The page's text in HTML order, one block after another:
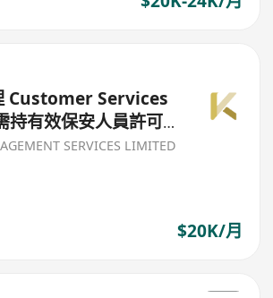
Customer Services
有效保安人員許可
程證書（QAS）)
SERVICES LIMITED
$20K/月